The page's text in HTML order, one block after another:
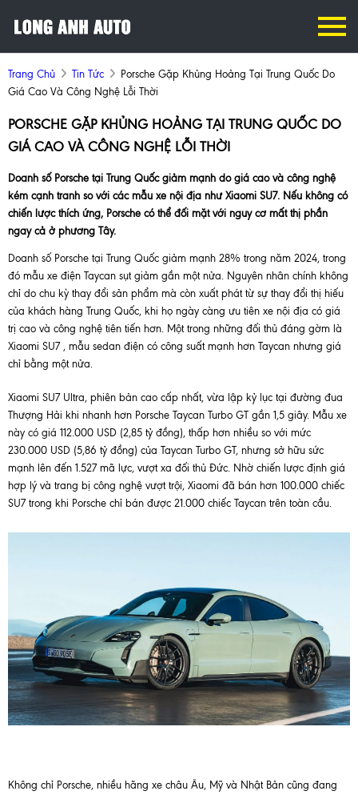
Trang Chủ Tin Tức
Porsche Gặp Khủng Hoảng Tại Trung Quốc Do
Giá Cao Và Công Nghệ Lỗi Thời
PORSCHE GẶP KHỦNG HOẢNG TẠI TRUNG QUỐC DO
GIÁ CAO VÀ CÔNG NGHỆ LỖI THỜI
Doanh số Porsche tại Trung Quốc giảm mạnh do giá cao và công nghệ
kém cạnh tranh so với các mẫu xe nội địa như Xiaomi SU7. Nếu không có
chiến lược thích ứng, Porsche có thể đối mặt với nguy cơ mất thị phần
ngay cả ở phương Tây.
Doanh số Porsche tại Trung Quốc giảm mạnh 28% trong năm 2024, trong
đó mẫu xe điện Taycan sụt giảm gần một nửa. Nguyên nhân chính không
chỉ do chu kỳ thay đổi sản phẩm mà còn xuất phát từ sự thay đổi thị hiếu
của khách hàng Trung Quốc, khi họ ngày càng ưu tiên xe nội địa có giá
trị cao và công nghệ tiên tiến hơn. Một trong những đối thủ đáng gờm là
Xiaomi SU7 , mẫu sedan điện có công suất mạnh hơn Taycan nhưng giá
chỉ bằng một nửa.
Xiaomi SU7 Ultra, phiên bản cao cấp nhất, vừa lập kỷ lục tại đường đua
Thượng Hải khi nhanh hơn Porsche Taycan Turbo GT gần 1,5 giây. Mẫu xe
này có giá 112.000 USD (2,85 tỷ đồng), thấp hơn nhiều so với mức
230.000 USD (5,86 tỷ đồng) của Taycan Turbo GT, nhưng sở hữu sức
mạnh lên đến 1.527 mã lực, vượt xa đối thủ Đức. Nhờ chiến lược định giá
hợp lý và trang bị công nghệ vượt trội, Xiaomi đã bán hơn 100.000 chiếc
SU7 trong khi Porsche chỉ bán được 21.000 chiếc Taycan trên toàn cầu.
Không chỉ Porsche, nhiều hãng xe châu Âu, Mỹ và Nhật Bản cũng đang